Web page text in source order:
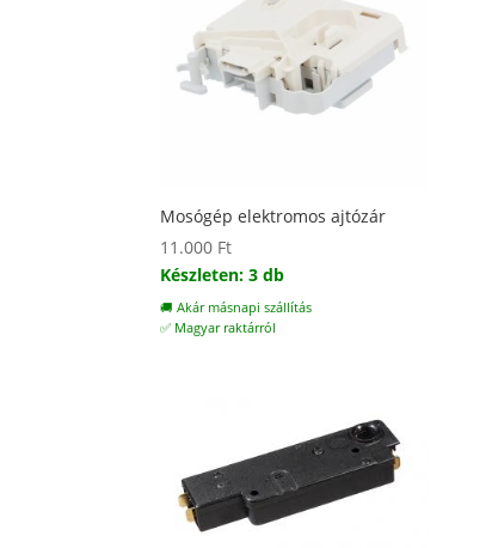
Mosógép elektromos ajtózár
11.000 Ft
Készleten: 3 db
🚚 Akár másnapi szállítás
✅ Magyar raktárról